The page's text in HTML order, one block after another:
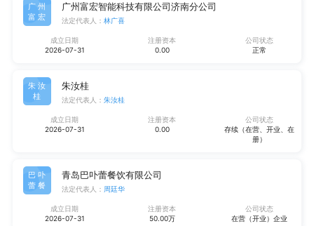
广州
富宏
广州富宏智能科技有限公司济南分公司
法定代表人： 林广喜
成立日期
2026-07-31
注册资本
0.00
公司状态
正常
朱汝
桂
朱汝桂
法定代表人： 朱汝桂
成立日期
2026-07-31
注册资本
0.00
公司状态
存续（在营、开业、在
册）
巴卟
蕾餐
青岛巴卟蕾餐饮有限公司
法定代表人： 周廷华
成立日期
2026-07-31
注册资本
50.00万
公司状态
在营（开业）企业